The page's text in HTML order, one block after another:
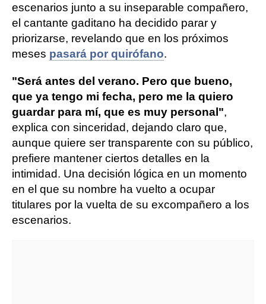
escenarios junto a su inseparable compañero,
el cantante gaditano ha decidido parar y
priorizarse, revelando que en los próximos
meses pasará por quirófano.
"Será antes del verano. Pero que bueno,
que ya tengo mi fecha, pero me la quiero
guardar para mí, que es muy personal",
explica con sinceridad, dejando claro que,
aunque quiere ser transparente con su público,
prefiere mantener ciertos detalles en la
intimidad. Una decisión lógica en un momento
en el que su nombre ha vuelto a ocupar
titulares por la vuelta de su excompañero a los
escenarios.